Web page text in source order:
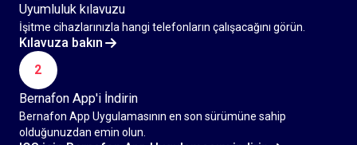
Uyumluluk kılavuzu
İşitme cihazlarınızla hangi telefonların çalışacağını görün.
Kılavuza bakın
2
Bernafon App'i İndirin
Bernafon App Uygulamasının en son sürümüne sahip
olduğunuzdan emin olun.